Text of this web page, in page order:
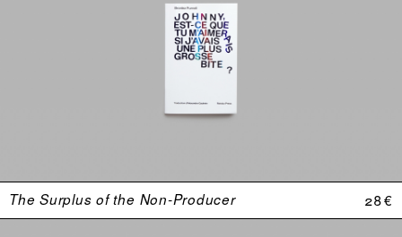
The Surplus of the Non-Producer 28 €